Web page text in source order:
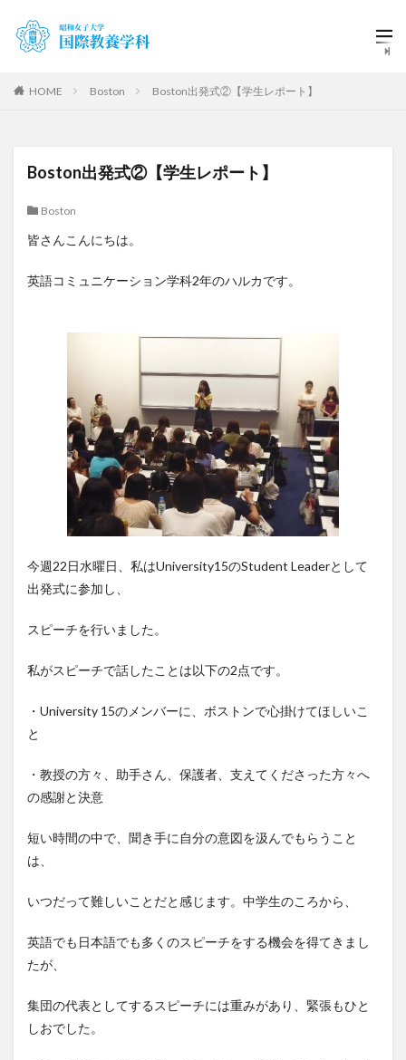
HOME Boston Boston出発式②【学生レポート】
Boston出発式②【学生レポート】
Boston
皆さんこんにちは。
英語コミュニケーション学科2年のハルカです。
今週22日水曜日、私はUniversity15のStudent Leaderとして
出発式に参加し、
スピーチを行いました。
私がスピーチで話したことは以下の2点です。
・University 15のメンバーに、ボストンで心掛けてほしいこ
と
・教授の方々、助手さん、保護者、支えてくださった方々へ
の感謝と決意
短い時間の中で、聞き手に自分の意図を汲んでもらうこと
は、
いつだって難しいことだと感じます。中学生のころから、
英語でも日本語でも多くのスピーチをする機会を得てきまし
たが、
集団の代表としてするスピーチには重みがあり、緊張もひと
しおでした。